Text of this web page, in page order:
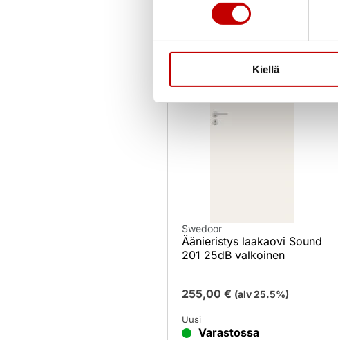
Kiellä
Swedoor
Äänieristys laakaovi Sound
201 25dB valkoinen
255,00 € (alv 25.5%)
Uusi
Varastossa